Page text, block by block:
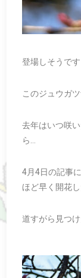
登場しそうです
このジュウガツ
去年はいつ咲
ら…
4月4日の記事
ほど早く開花
道すがら見つ